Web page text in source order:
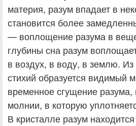
материя, разум впадает в
становится более
— воплощение разума в
глубины сна разум
в воздух, в воду, в землю. Из
стихий образуется видимый
временное сгущение разума,
молнии, в которую
В кристалле разум